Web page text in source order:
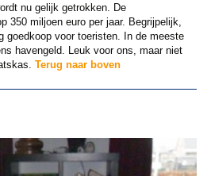
nu gelijk getrokken. De
350 miljoen euro per jaar. Begrijpelijk,
goedkoop voor toeristen. In de meeste
havengeld. Leuk voor ons, maar niet
Terug naar boven